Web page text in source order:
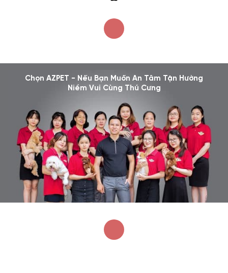
Chọn AZPET - Nếu Bạn Muốn An Tâm Tận Hưởng
Niềm Vui Cùng Thú Cưng